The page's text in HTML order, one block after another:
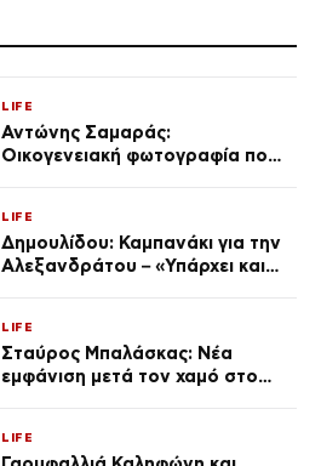
LIFE
Αντώνης Σαμαράς:
Οικογενειακή φωτογραφία που
Λένας
LIFE
Δημουλίδου: Καμπανάκι για την
Αλεξανδράτου – «Υπάρχει και
LIFE
Σταύρος Μπαλάσκας: Νέα
εμφάνιση μετά τον χαμό στο
LIFE